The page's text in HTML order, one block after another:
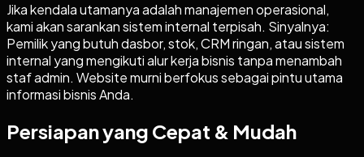
Jika kendala utamanya adalah manajemen operasional,
kami akan sarankan sistem internal terpisah. Sinyalnya:
Pemilik yang butuh dasbor, stok, CRM ringan, atau sistem
internal yang mengikuti alur kerja bisnis tanpa menambah
staf admin. Website murni berfokus sebagai pintu utama
informasi bisnis Anda.
Persiapan yang Cepat & Mudah